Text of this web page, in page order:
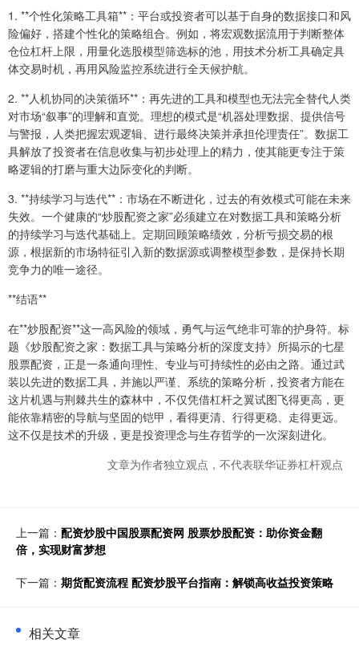
1. **个性化策略工具箱**：平台或投资者可以基于自身的数据接口和风
险偏好，搭建个性化的策略组合。例如，将宏观数据流用于判断整体
仓位杠杆上限，用量化选股模型筛选标的池，用技术分析工具确定具
体交易时机，再用风险监控系统进行全天候护航。
2. **人机协同的决策循环**：再先进的工具和模型也无法完全替代人类
对市场“叙事”的理解和直觉。理想的模式是“机器处理数据、提供信号
与警报，人类把握宏观逻辑、进行最终决策并承担伦理责任”。数据工
具解放了投资者在信息收集与初步处理上的精力，使其能更专注于策
略逻辑的打磨与重大边际变化的判断。
3. **持续学习与迭代**：市场在不断进化，过去的有效模式可能在未来
失效。一个健康的“炒股配资之家”必须建立在对数据工具和策略分析
的持续学习与迭代基础上。定期回顾策略绩效，分析亏损交易的根
源，根据新的市场特征引入新的数据源或调整模型参数，是保持长期
竞争力的唯一途径。
**结语**
在**炒股配资**这一高风险的领域，勇气与运气绝非可靠的护身符。标
题《炒股配资之家：数据工具与策略分析的深度支持》所揭示的七星
股票配资，正是一条通向理性、专业与可持续性的必由之路。通过武
装以先进的数据工具，并施以严谨、系统的策略分析，投资者方能在
这片机遇与荆棘共生的森林中，不仅凭借杠杆之翼试图飞得更高，更
能依靠精密的导航与坚固的铠甲，看得更清、行得更稳、走得更远。
这不仅是技术的升级，更是投资理念与生存哲学的一次深刻进化。
文章为作者独立观点，不代表联华证券杠杆观点
上一篇： 配资炒股中国股票配资网 股票炒股配资：助你资金翻
倍，实现财富梦想
下一篇： 期货配资流程 配资炒股平台指南：解锁高收益投资策略
相关文章